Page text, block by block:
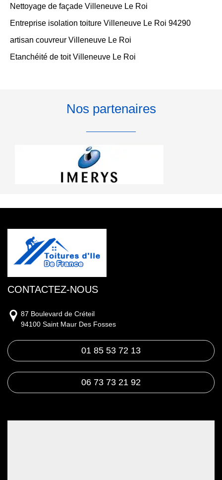
Nettoyage de façade Villeneuve Le Roi
Entreprise isolation toiture Villeneuve Le Roi 94290
artisan couvreur Villeneuve Le Roi
Etanchéité de toit Villeneuve Le Roi
Nos partenaires
CONTACTEZ-NOUS
87 Boulevard de Créteil
94100 Saint Maur Des Fosses
01 85 53 72 13
06 73 73 21 92